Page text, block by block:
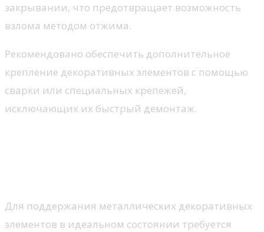
закрывании, что предотвращает возможность
взлома методом отжима.
Рекомендовано обеспечить дополнительное
крепление декоративных элементов с помощью
сварки или специальных крепежей,
исключающих их быстрый демонтаж.
Для поддержания металлических декоративных
элементов в идеальном состоянии требуется